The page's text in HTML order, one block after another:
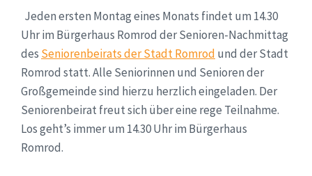
Jeden ersten Montag eines Monats findet um 14.30
Uhr im Bürgerhaus Romrod der Senioren-Nachmittag
des Seniorenbeirats der Stadt Romrod und der Stadt
Romrod statt. Alle Seniorinnen und Senioren der
Großgemeinde sind hierzu herzlich eingeladen. Der
Seniorenbeirat freut sich über eine rege Teilnahme.
Los geht’s immer um 14.30 Uhr im Bürgerhaus
Romrod.